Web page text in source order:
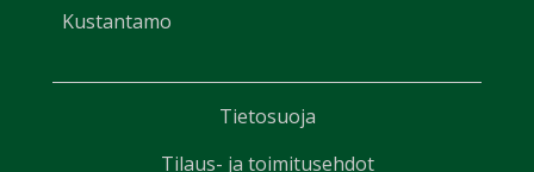
Kustantamo
Tietosuoja
Tilaus- ja toimitusehdot